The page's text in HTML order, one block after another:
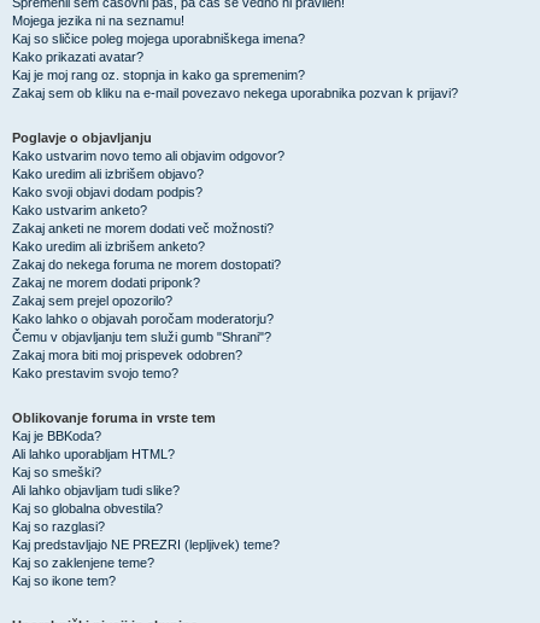
Mojega jezika ni na seznamu!
Kaj so sličice poleg mojega uporabniškega imena?
Kako prikazati avatar?
Kaj je moj rang oz. stopnja in kako ga spremenim?
Zakaj sem ob kliku na e-mail povezavo nekega uporabnika pozvan k prijavi?
Poglavje o objavljanju
Kako ustvarim novo temo ali objavim odgovor?
Kako uredim ali izbrišem objavo?
Kako svoji objavi dodam podpis?
Kako ustvarim anketo?
Zakaj anketi ne morem dodati več možnosti?
Kako uredim ali izbrišem anketo?
Zakaj do nekega foruma ne morem dostopati?
Zakaj ne morem dodati priponk?
Zakaj sem prejel opozorilo?
Kako lahko o objavah poročam moderatorju?
Čemu v objavljanju tem služi gumb "Shrani"?
Zakaj mora biti moj prispevek odobren?
Kako prestavim svojo temo?
Oblikovanje foruma in vrste tem
Kaj je BBKoda?
Ali lahko uporabljam HTML?
Kaj so smeški?
Ali lahko objavljam tudi slike?
Kaj so globalna obvestila?
Kaj so razglasi?
Kaj predstavljajo NE PREZRI (lepljivek) teme?
Kaj so zaklenjene teme?
Kaj so ikone tem?